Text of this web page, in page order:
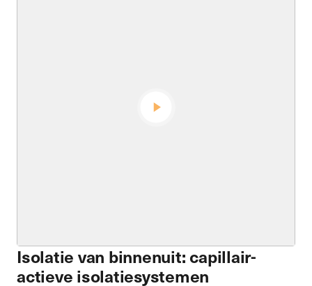
Isolatie van binnenuit: capillair-
actieve isolatiesystemen